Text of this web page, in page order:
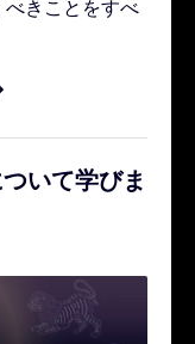
べきことをすべ
いて学びま